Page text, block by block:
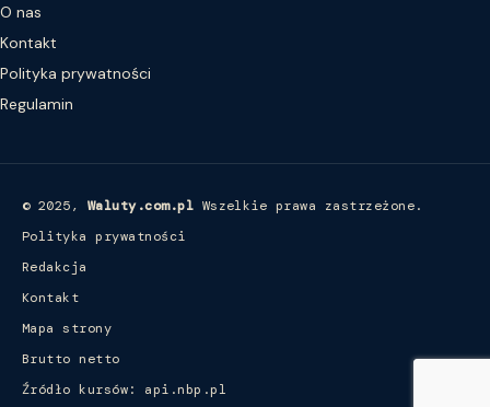
O nas
Kontakt
Polityka prywatności
Regulamin
© 2025, Waluty.com.pl Wszelkie prawa zastrzeżone.
Polityka prywatności
Redakcja
Kontakt
Mapa strony
Brutto netto
Źródło kursów: api.nbp.pl